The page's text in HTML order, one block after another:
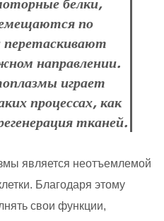
по
перетаскивают
направлении.
играет
процессах, как
тканей.
является неотъемлемой
Благодаря этому
свои функции,